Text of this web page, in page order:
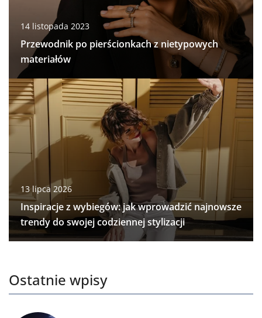
14 listopada 2023
Przewodnik po pierścionkach z nietypowych
materiałów
13 lipca 2026
Inspiracje z wybiegów: jak wprowadzić najnowsze
trendy do swojej codziennej stylizacji
Ostatnie wpisy